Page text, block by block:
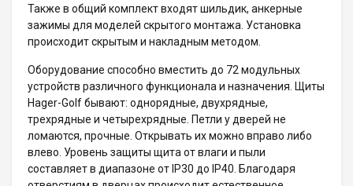
Также в общий комплект входят шильдик, анкерные
зажимы для моделей скрытого монтажа. Установка
происходит скрытым и накладным методом.
Оборудование способно вместить до 72 модульных
устройств различного функционала и назначения. Щиты
Hager-Golf бывают: однорядные, двухрядные,
трехрядные и четырехрядные. Петли у дверей не
ломаются, прочные. Открывать их можно вправо либо
влево. Уровень защиты щита от влаги и пыли
составляет в диапазоне от IP30 до IP40. Благодаря